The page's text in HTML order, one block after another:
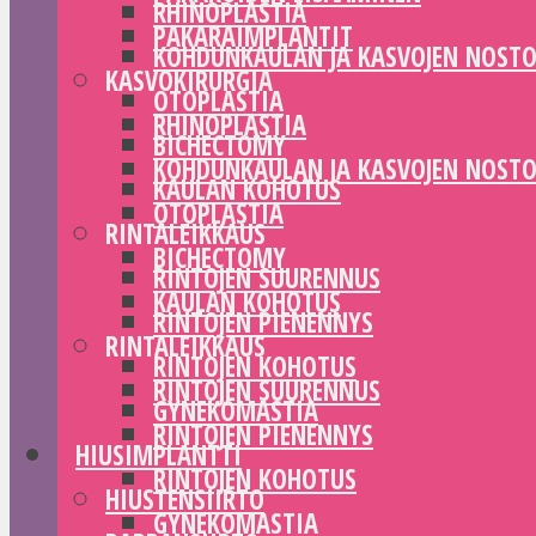
RHINOPLASTIA
KOHDUNKAULAN JA KASVOJEN NOSTO
OTOPLASTIA
BICHECTOMY
KAULAN KOHOTUS
RINTALEIKKAUS
RINTOJEN SUURENNUS
RINTOJEN PIENENNYS
RINTOJEN KOHOTUS
GYNEKOMASTIA
HIUSIMPLANTTI
HIUSTENSIIRTO
PAKARAIMPLANTIT
KASVOKIRURGIA
RHINOPLASTIA
KOHDUNKAULAN JA KASVOJEN NOSTO
OTOPLASTIA
BICHECTOMY
KAULAN KOHOTUS
RINTALEIKKAUS
RINTOJEN SUURENNUS
RINTOJEN PIENENNYS
RINTOJEN KOHOTUS
GYNEKOMASTIA